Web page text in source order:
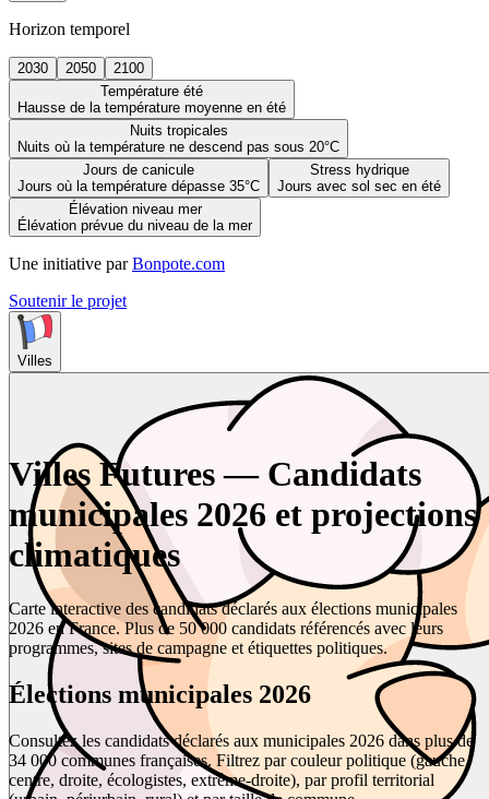
Horizon temporel
2030 2050
2100
Température été
Hausse de la température moyenne en été
Nuits tropicales
Nuits où la température ne descend pas sous 20°C
Jours de canicule
Jours où la température dépasse 35°C
Stress hydrique
Jours avec sol sec en été
Élévation niveau mer
Élévation prévue du niveau de la mer
Une initiative par Bonpote.com
Soutenir le projet
Villes
Villes Futures — Candidats
municipales 2026 et projections
climatiques
Carte interactive des candidats déclarés aux élections municipales
2026 en France. Plus de 50 000 candidats référencés avec leurs
programmes, sites de campagne et étiquettes politiques.
Élections municipales 2026
Consultez les candidats déclarés aux municipales 2026 dans plus de
34 000 communes françaises. Filtrez par couleur politique (gauche,
centre, droite, écologistes, extrême-droite), par profil territorial